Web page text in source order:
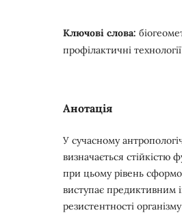
Ключові слова:
профілактичні технології
Анотація
У сучасному
визначається стійкістю
при цьому рівень
виступає предиктивним
резистентності